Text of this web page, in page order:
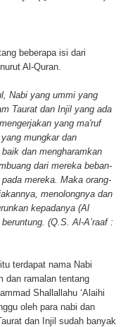
beberapa isi dari
Al-Quran.
Nabi yang ummi yang
Taurat dan Injil yang ada
yang ma'ruf
mungkar dan
dan mengharamkan
dari mereka beban-
mereka. Maka orang-
menolongnya dan
kepadanya (Al
(Q.S. Al-A’raaf :
terdapat nama Nabi
dan ramalan tentang
Shallallahu ‘Alaihi
oleh para nabi dan
dan Injil sudah banyak